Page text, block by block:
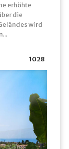
erhöhte
die
wird
1028